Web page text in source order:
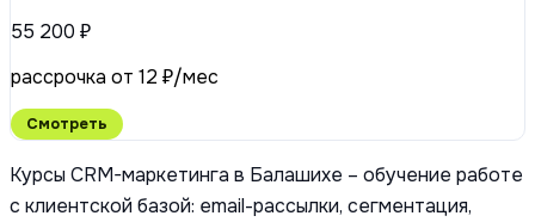
55 200 ₽
рассрочка от 12 ₽/мес
Смотреть
Курсы CRM-маркетинга в Балашихе – обучение работе
с клиентской базой: email-рассылки, сегментация,